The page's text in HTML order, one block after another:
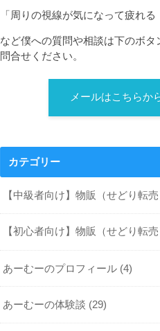
「周りの視線が気になって疲れる
など僕への質問や相談は下のボタ
問合せください。
メールはこちらか
カテゴリー
【中級者向け】物販（せどり転売
【初心者向け】物販（せどり転売
あーむーのプロフィール (4)
あーむーの体験談 (29)